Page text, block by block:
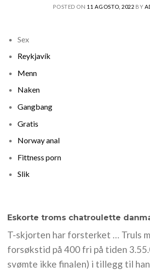
POSTED ON 11 AGOSTO, 2022 BY
Sex
Reykjavík
Menn
Naken
Gangbang
Gratis
Norway anal
Fittness porn
Slik
Eskorte troms chatroulette
T-skjorten har forsterket … Truls
forsøkstid på 400 fri på tiden
svømte ikke finalen) i tillegg til